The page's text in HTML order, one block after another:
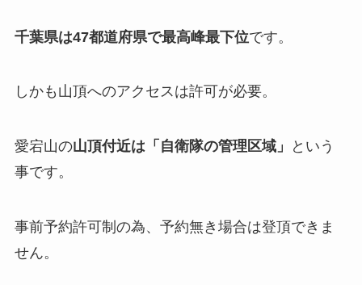
千葉県は47都道府県で最高峰最下位です。
しかも山頂へのアクセスは許可が必要。
愛宕山の山頂付近は「自衛隊の管理区域」
という
事です。
事前予約許可制の為、予約無き場合は登頂できま
せん。